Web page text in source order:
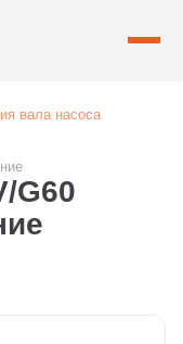
вала насоса
G60